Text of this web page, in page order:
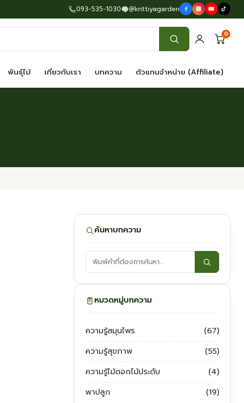
093-535-1030 @krittiyagarden
0
พันธุ์ไม้ เกี่ยวกับเรา บทความ ตัวแทนจำหน่าย (Affiliate)
ค้นหาบทความ
ค้นหา
บทความ:
หมวดหมู่บทความ
ความรู้สมุนไพร
(67)
ความรู้สุขภาพ
(55)
ความรู้ไม้ดอกไม้ประดับ
(4)
พาปลูก
(19)